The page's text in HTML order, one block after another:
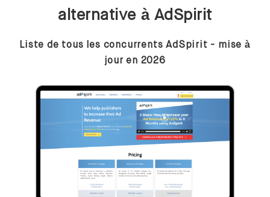
alternative à AdSpirit
Liste de tous les concurrents AdSpirit - mise à
jour en 2026